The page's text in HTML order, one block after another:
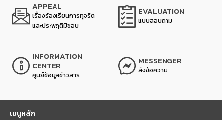
APPEAL
เรื่องร้องเรียนการทุจริต
และประพฤติมิชอบ
EVALUATION
แบบสอบถาม
INFORMATION
CENTER
ศูนย์ข้อมูลข่าวสาร
MESSENGER
ส่งข้อความ
เมนูหลัก